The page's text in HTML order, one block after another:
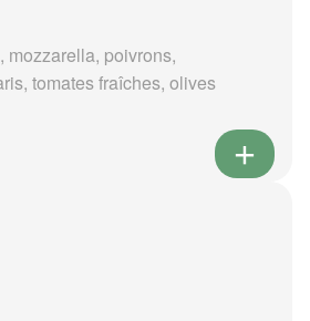
mozzarella, poivrons,
tomates fraîches, olives